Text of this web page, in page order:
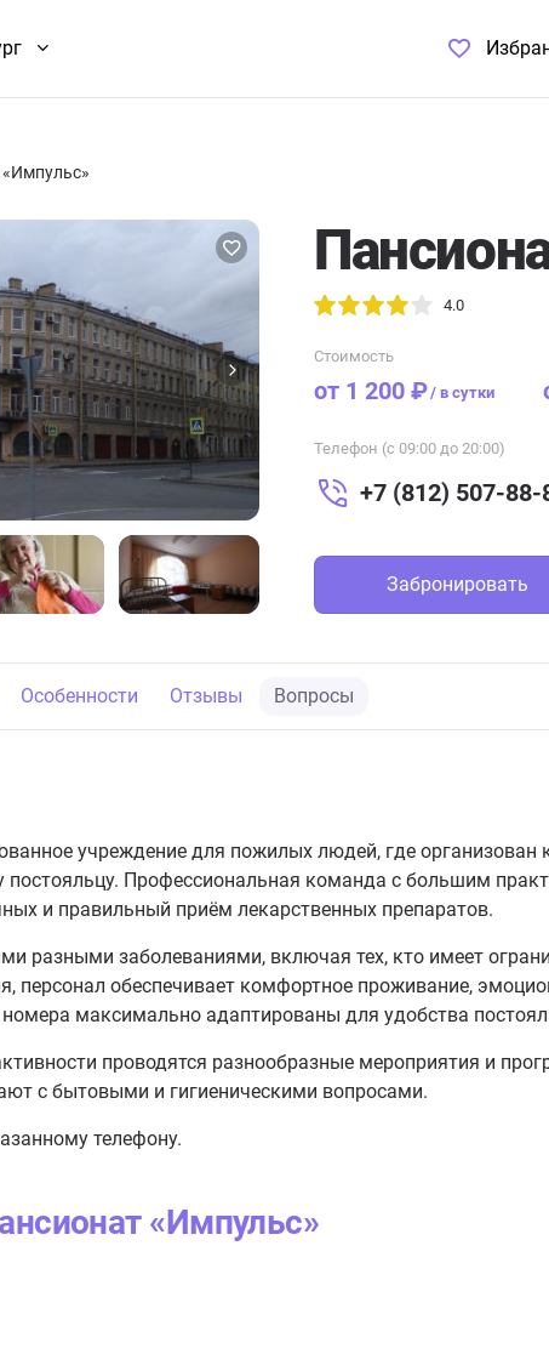
4.0
Стоимость
от 1 200 ₽/ в сутки
Телефон (с 09:00 до 20:00)
+7 (812) 507-88-
Забронировать
Особенности Отзывы Вопросы
учреждение для пожилых людей, где организован
Профессиональная команда с большим
и правильный приём лекарственных препаратов.
разными заболеваниями, включая тех, кто имеет
персонал обеспечивает комфортное проживание,
максимально адаптированы для удобства
проводятся разнообразные мероприятия и
с бытовыми и гигиеническими вопросами.
телефону.
«Импульс»